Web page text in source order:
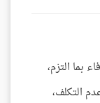
بما التزم،
التكلف،